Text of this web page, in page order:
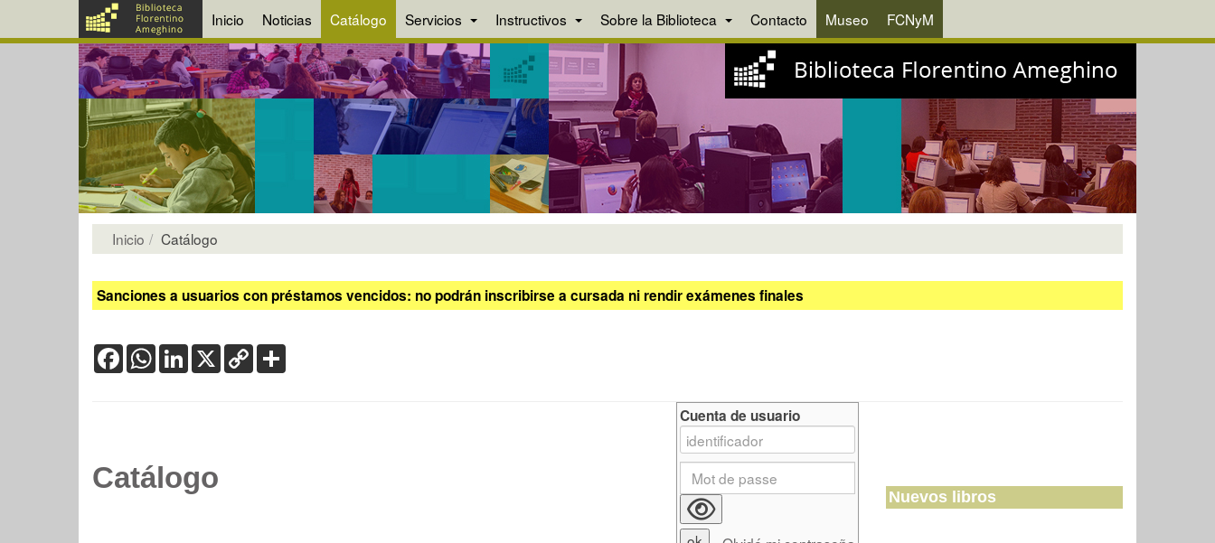
Inicio Noticias Catálogo Servicios Instructivos Sobre la Biblioteca Contacto Museo FCNyM
Inicio Catálogo
Sanciones a usuarios con préstamos vencidos: no podrán inscribirse a cursada ni rendir exámenes finales
FacebookWhatsApp
LinkedIn
X Copy
Link
Catálogo
Cuenta de usuario
Nuevos libros